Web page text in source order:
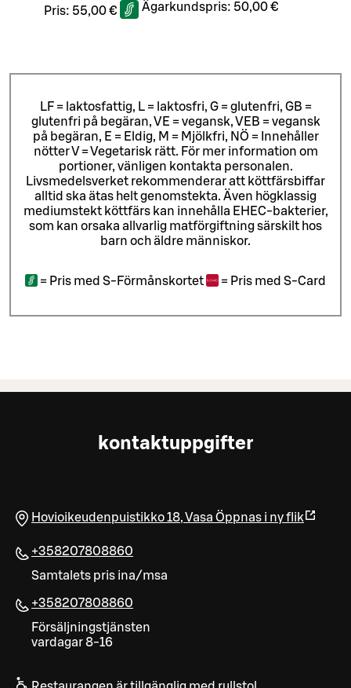
Pris: 55,00 € Ägarkundspris: 50,00 €
LF = laktosfattig, L = laktosfri, G = glutenfri, GB =
glutenfri på begäran, VE = vegansk, VEB = vegansk
på begäran, E = Eldig, M = Mjölkfri, NÖ = Innehåller
nötter V = Vegetarisk rätt. För mer information om
portioner, vänligen kontakta personalen.
Livsmedelsverket rekommenderar att köttfärsbiffar
alltid ska ätas helt genomstekta. Även högklassig
mediumstekt köttfärs kan innehålla EHEC-bakterier,
som kan orsaka allvarlig matförgiftning särskilt hos
barn och äldre människor.
= Pris med S-Förmånskortet = Pris med S-Card
kontaktuppgifter
Hovioikeudenpuistikko 18,Vasa Öppnas i ny flik
+358207808860
Samtalets pris ina/msa
+358207808860
Försäljningstjänsten
vardagar 8-16